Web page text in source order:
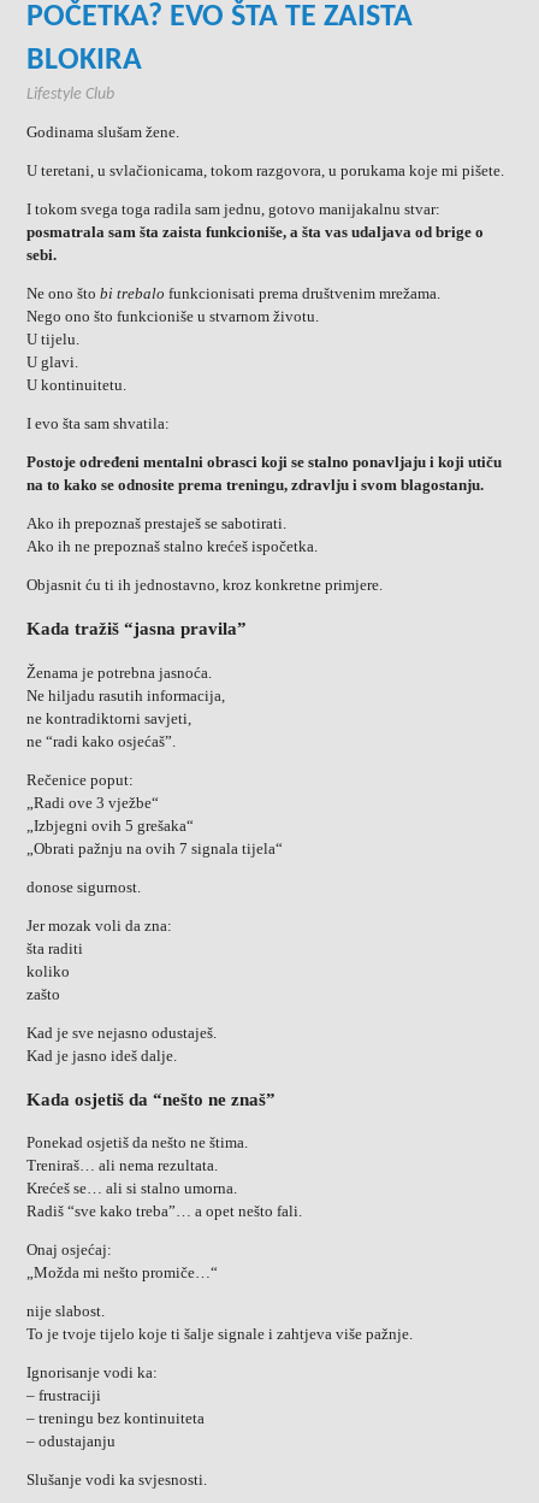
POČETKA? EVO ŠTA TE ZAISTA
BLOKIRA
Lifestyle Club
Godinama slušam žene.
U teretani, u svlačionicama, tokom razgovora, u porukama koje mi pišete.
I tokom svega toga radila sam jednu, gotovo manijakalnu stvar:
posmatrala sam šta zaista funkcioniše, a šta vas udaljava od brige o
sebi.
Ne ono štobi trebalo funkcionisati prema društvenim mrežama.
Nego ono što funkcioniše u stvarnom životu.
U tijelu.
U glavi.
U kontinuitetu.
I evo šta sam shvatila:
Postoje određeni mentalni obrasci koji se stalno ponavljaju i koji utiču
na to kako se odnosite prema treningu, zdravlju i svom blagostanju.
Ako ih prepoznaš prestaješ se sabotirati.
Ako ih ne prepoznaš stalno krećeš ispočetka.
Objasnit ću ti ih jednostavno, kroz konkretne primjere.
Kada tražiš “jasna pravila”
Ženama je potrebna jasnoća.
Ne hiljadu rasutih informacija,
ne kontradiktorni savjeti,
ne “radi kako osjećaš”.
Rečenice poput:
„Radi ove 3 vježbe“
„Izbjegni ovih 5 grešaka“
„Obrati pažnju na ovih 7 signala tijela“
donose sigurnost.
Jer mozak voli da zna:
šta raditi
koliko
zašto
Kad je sve nejasno odustaješ.
Kad je jasno ideš dalje.
Kada osjetiš da “nešto ne znaš”
Ponekad osjetiš da nešto ne štima.
Treniraš… ali nema rezultata.
Krećeš se… ali si stalno umorna.
Radiš “sve kako treba”… a opet nešto fali.
Onaj osjećaj:
„Možda mi nešto promiče…“
nije slabost.
To je tvoje tijelo koje ti šalje signale i zahtjeva više pažnje.
Ignorisanje vodi ka:
– frustraciji
– treningu bez kontinuiteta
– odustajanju
Slušanje vodi ka svjesnosti.